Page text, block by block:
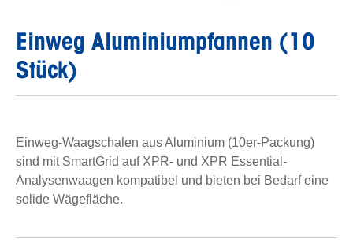
Einweg Aluminiumpfannen (10
Stück)
Einweg-Waagschalen aus Aluminium (10er-Packung)
sind mit SmartGrid auf XPR- und XPR Essential-
Analysenwaagen kompatibel und bieten bei Bedarf eine
solide Wägefläche.